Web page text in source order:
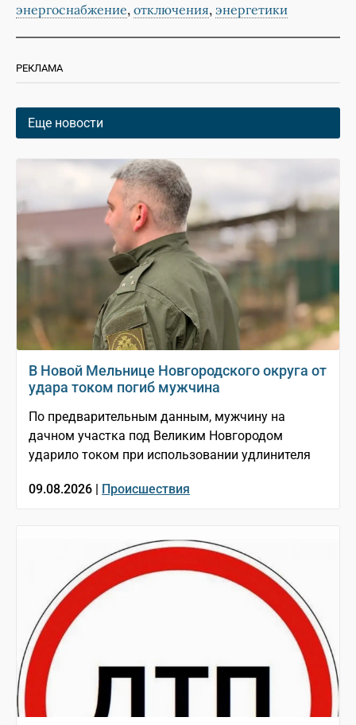
энергоснабжение, отключения, энергетики
РЕКЛАМА
Еще новости
В Новой Мельнице Новгородского округа от
удара током погиб мужчина
По предварительным данным, мужчину на
дачном участка под Великим Новгородом
ударило током при использовании удлинителя
09.08.2026 | Происшествия